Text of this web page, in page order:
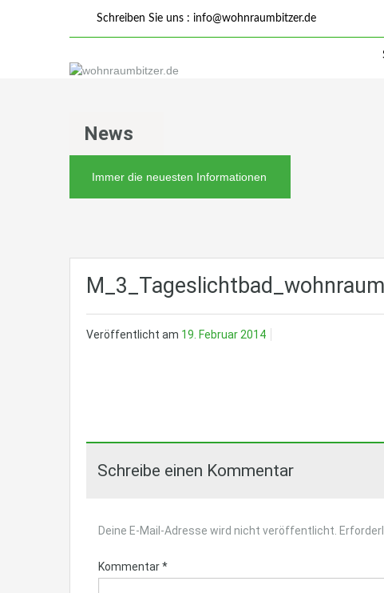
Schreiben Sie uns : info@wohnraumbitzer.de
News
Immer die neuesten Informationen
Veröffentlicht am 19. Februar 2014
Schreibe einen Kommentar
Deine E-Mail-Adresse wird nicht veröffentlicht.
Kommentar*